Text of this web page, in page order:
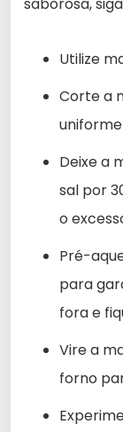
Utilize
Corte a
Deixe a
sal por
o
Pré-
para
fora e
Vire a
forno